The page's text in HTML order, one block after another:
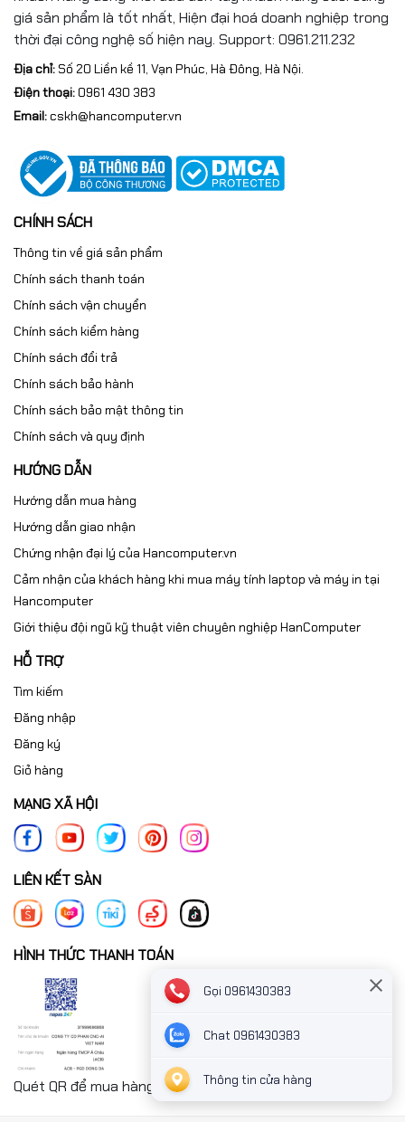
giá sản phẩm là tốt nhất, Hiện đại hoá doanh nghiệp trong
thời đại công nghệ số hiện nay. Support: 0961.211.232
Địa chỉ:Số 20 Liền kề 11, Vạn Phúc, Hà Đông, Hà Nội.
Điện thoại:0961 430 383
Email:cskh@hancomputer.vn
CHÍNH SÁCH
Thông tin về giá sản phẩm
Chính sách thanh toán
Chính sách vận chuyển
Chính sách kiểm hàng
Chính sách đổi trả
Chính sách bảo hành
Chính sách bảo mật thông tin
Chính sách và quy định
HƯỚNG DẪN
Hướng dẫn mua hàng
Hướng dẫn giao nhận
Chứng nhận đại lý của Hancomputer.vn
Cảm nhận của khách hàng khi mua máy tính laptop và máy in tại
Hancomputer
Giới thiệu đội ngũ kỹ thuật viên chuyên nghiệp HanComputer
HỖ TRỢ
Tìm kiếm
Đăng nhập
Đăng ký
Giỏ hàng
MẠNG XÃ HỘI
LIÊN KẾT SÀN
HÌNH THỨC THANH TOÁN
Quét QR để mua hàng nhanh chóng thanh toán công ty
Gọi 0961430383
Chat 0961430383
Thông tin cửa hàng